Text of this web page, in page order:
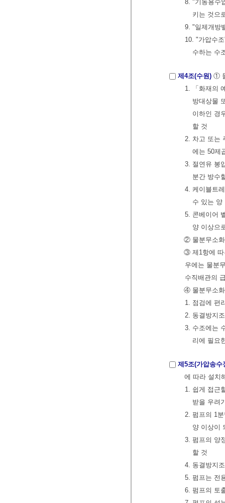
8. "기동용수
키는 것으
9. "일제개방
10. "가압수
수하는 수
제4조(수원) ①
1. 「화재의
방대상물
이하인 경
할 것
2. 차고 또는
에는 50제
3. 절연유 봉
분간 방수
4. 케이블트
수 있는
5. 콘베이어
양 이상으
② 물분무소화
③ 제1항에 따
우에는 물분
수직배관의
④ 물분무소
1. 점검에 편
2. 동결방지
3. 수조에는
리에 필요
제5조(가압송수
에 따라 설치
1. 쉽게 접근
받을 우려
2. 펌프의 1
양 이상이
3. 펌프의 양
할 것
4. 동결방지
5. 펌프는 전
6. 펌프의 토